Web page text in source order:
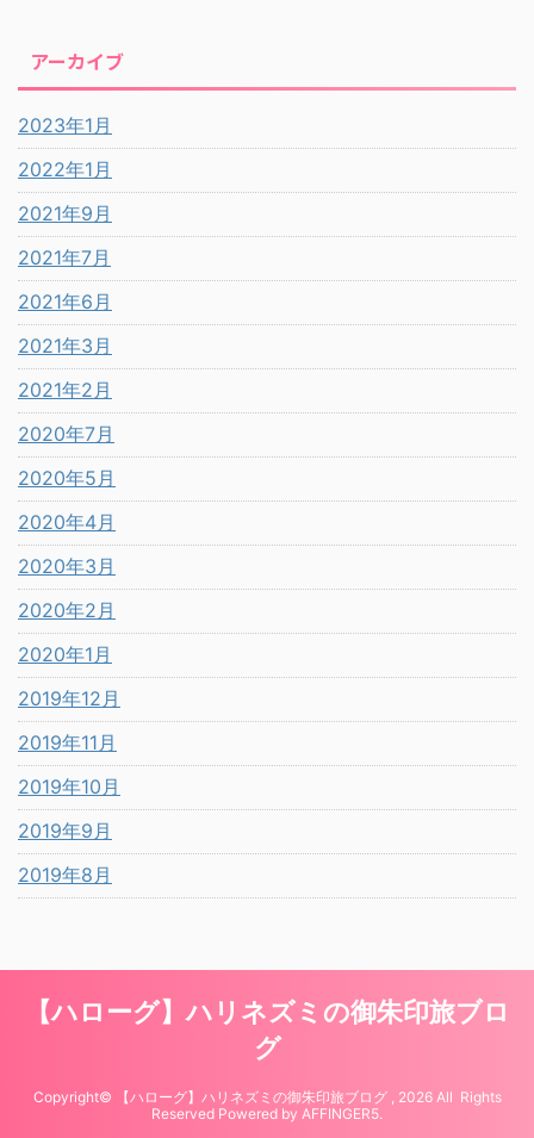
アーカイブ
2023年1月
2022年1月
2021年9月
2021年7月
2021年6月
2021年3月
2021年2月
2020年7月
2020年5月
2020年4月
2020年3月
2020年2月
2020年1月
2019年12月
2019年11月
2019年10月
2019年9月
2019年8月
【ハローグ】ハリネズミの御朱印旅ブロ
グ
Copyright© 【ハローグ】ハリネズミの御朱印旅ブログ , 2026 All Rights
Reserved Powered by AFFINGER5.